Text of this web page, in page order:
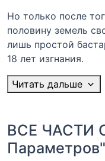
Но только после
половину земель
лишь простой
18 лет изгнания.
Читать дальше
ВСЕ ЧАСТИ
Параметров"